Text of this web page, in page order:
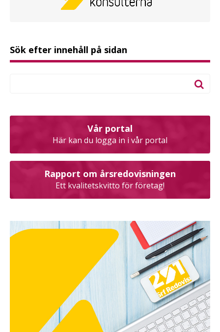
Sök efter innehåll på sidan
Vår portal
Här kan du logga in i vår portal
Rapport om årsredovisningen
Ett kvalitetskvitto för företag!